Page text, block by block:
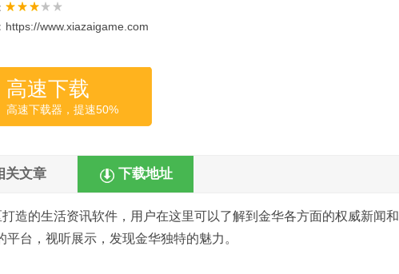
https://www.xiazaigame.com
高速下载
高速下载器，提速50%
关文章 下载地址
造的生活资讯软件，用户在这里可以了解到金华各方面的权威新闻和
台，视听展示，发现金华独特的魅力。